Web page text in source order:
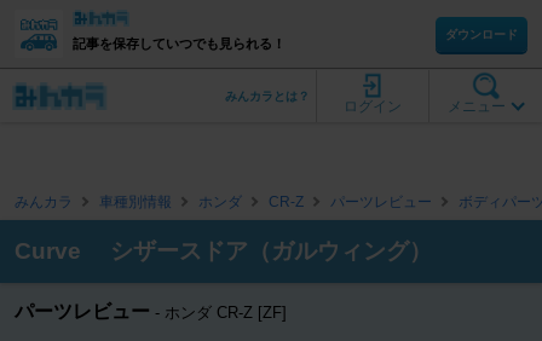
記事を保存していつでも見られる！
ダウンロード
メニュー
ログイン
みんカラとは？
みんカラ 車種別情報 ホンダ CR-Z パーツレビュー ボディパー
Curve シザースドア（ガルウィング）
パーツレビュー ホンダ CR-Z [ZF]